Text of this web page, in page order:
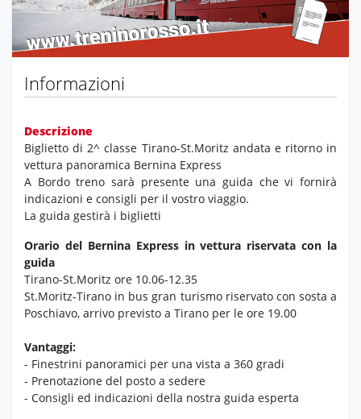
Informazioni
Descrizione
Biglietto di 2^ classe Tirano-St.Moritz andata e ritorno in
vettura panoramica Bernina Express
A Bordo treno sarà presente una guida che vi fornirà
indicazioni e consigli per il vostro viaggio.
La guida gestirà i biglietti
Orario del Bernina Express in vettura riservata con la
guida
Tirano-St.Moritz ore 10.06-12.35
St.Moritz-Tirano in bus gran turismo riservato con sosta a
Poschiavo, arrivo previsto a Tirano per le ore 19.00
Vantaggi:
- Finestrini panoramici per una vista a 360 gradi
- Prenotazione del posto a sedere
- Consigli ed indicazioni della nostra guida esperta